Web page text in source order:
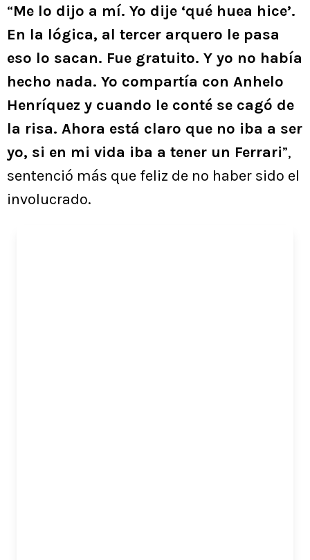
“Me lo dijo a mí. Yo dije ‘qué huea hice’.
En la lógica, al tercer arquero le pasa
eso lo sacan. Fue gratuito. Y yo no había
hecho nada. Yo compartía con Anhelo
Henríquez y cuando le conté se cagó de
la risa. Ahora está claro que no iba a ser
yo, si en mi vida iba a tener un Ferrari”,
sentenció más que feliz de no haber sido el
involucrado.